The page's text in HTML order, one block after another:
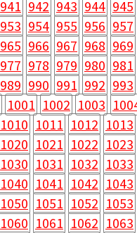
941 942 943 944 945
953 954 955 956 957
965 966 967 968 969
977 978 979 980 981
989 990 991 992 993
1001 1002 1003
1010 1011 1012 1013
1020 1021 1022 1023
1030 1031 1032 1033
1040 1041 1042 1043
1050 1051 1052 1053
1060 1061 1062 1063